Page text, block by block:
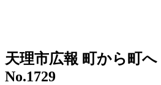
天理市広報 町から町
No.1729